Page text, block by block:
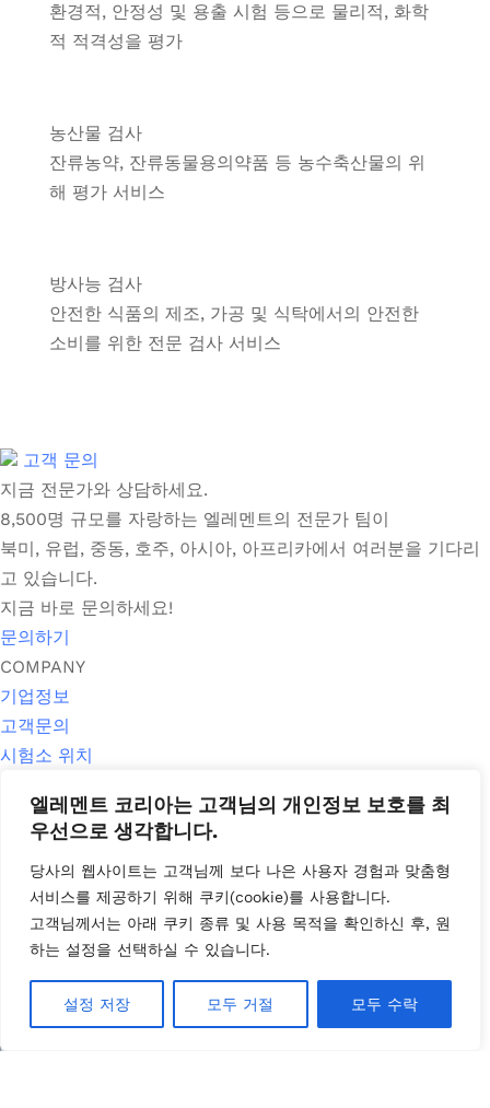
엘레멘트 코리아는 고객님의 개인정보 보호를 최
우선으로 생각합니다.
당사의 웹사이트는 고객님께 보다 나은 사용자 경험과 맞춤형
서비스를 제공하기 위해 쿠키(cookie)를 사용합니다.
고객님께서는 아래 쿠키 종류 및 사용 목적을 확인하신 후, 원
하는 설정을 선택하실 수 있습니다.
설정 저장 모두 거절 모두 수락
환경적, 안정성 및 용출 시험 등으로 물리적, 화학
적 적격성을 평가
농산물 검사
잔류농약, 잔류동물용의약품 등 농수축산물의 위
해 평가 서비스
방사능 검사
안전한 식품의 제조, 가공 및 식탁에서의 안전한
소비를 위한 전문 검사 서비스
고객 문의
지금 전문가와 상담하세요.
8,500명 규모를 자랑하는 엘레멘트의 전문가 팀이
북미, 유럽, 중동, 호주, 아시아, 아프리카에서 여러분을 기다리
고 있습니다.
지금 바로 문의하세요!
문의하기
COMPANY
기업정보
고객문의
시험소 위치
뉴스룸
PRIVACY POLICY
쿠키정책
개인정보 취급방침
서비스 일반 약관
공평성 선언
고객문의 바로가기